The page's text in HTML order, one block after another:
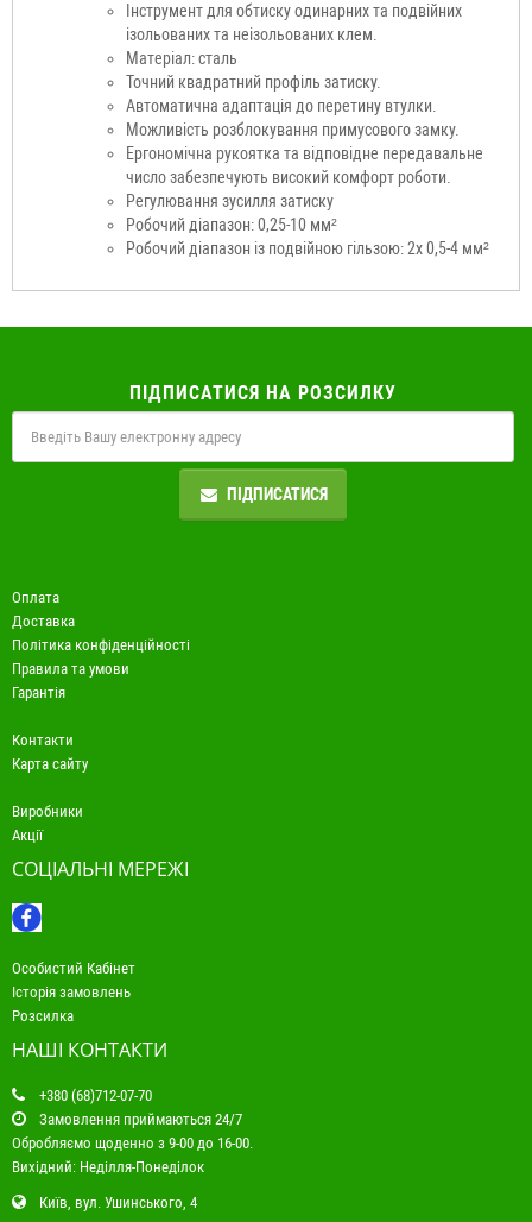
Інструмент для обтиску одинарних та подвійних
ізольованих та неізольованих клем.
Матеріал: сталь
Точний квадратний профіль затиску.
Автоматична адаптація до перетину втулки.
Можливість розблокування примусового замку.
Ергономічна рукоятка та відповідне передавальне
число забезпечують високий комфорт роботи.
Регулювання зусилля затиску
Робочий діапазон: 0,25-10 мм²
Робочий діапазон із подвійною гільзою: 2x 0,5-4 мм²
ПІДПИСАТИСЯ НА РОЗСИЛКУ
ПІДПИСАТИСЯ
Оплата
Доставка
Політика конфіденційності
Правила та умови
Гарантія
Контакти
Карта сайту
Виробники
Акції
СОЦІАЛЬНІ МЕРЕЖІ
Особистий Кабінет
Історія замовлень
Розсилка
НАШІ КОНТАКТИ
+380 (68)712-07-70
Замовлення приймаються 24/7
Обробляємо щоденно з 9-00 до 16-00.
Вихідний: Неділля-Понеділок
Київ, вул. Ушинського, 4